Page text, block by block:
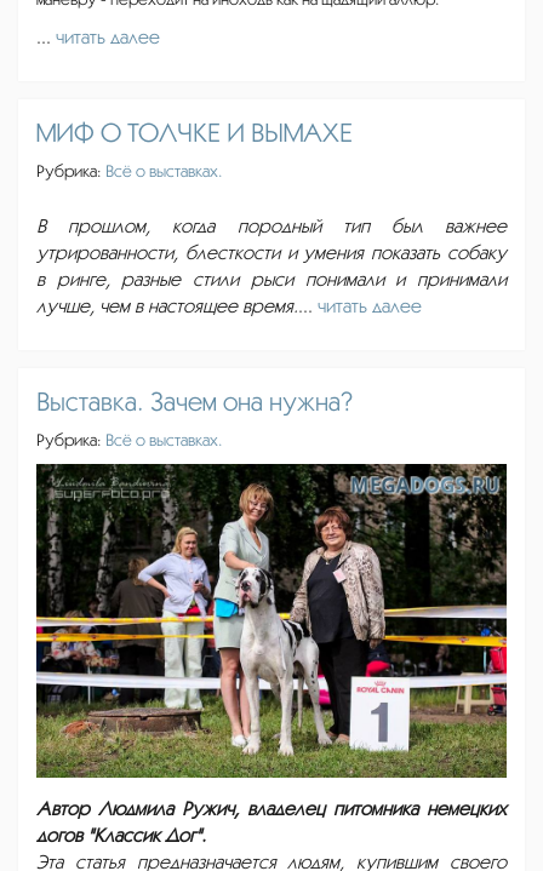
... читать далее
МИФ О ТОЛЧКЕ И ВЫМАХЕ
Рубрика: Всё о выставках.
В прошлом, когда породный тип был важнее
утрированности, блесткости и умения показать собаку
в ринге, разные стили рыси понимали и принимали
лучше, чем в настоящее время.... читать далее
Выставка. Зачем она нужна?
Рубрика: Всё о выставках.
Автор Людмила Ружич, владелец питомника немецких
догов "Классик Дог".
Эта статья предназначается людям, купившим своего